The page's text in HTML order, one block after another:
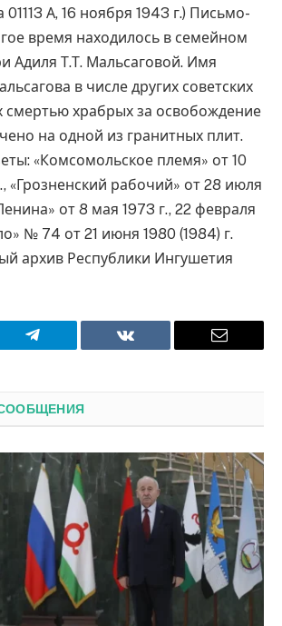
А, 16 ноября 1943 г.) Письмо-
время находилось в семейном
Адиля Т.Т. Мальсаговой. Имя
в числе других советских
смертью храбрых за освобождение
на одной из гранитных плит.
«Комсомольское племя» от 10
«Грозненский рабочий» от 28 июля
от 8 мая 1973 г., 22 февраля
№ 74 от 21 июня 1980 (1984) г.
архив Республики Ингушетия
Телеграмм ВКонтакте